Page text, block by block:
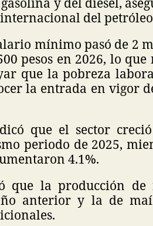
del
mínimo pasó de 2
pesos en 2026, lo
que la pobreza
la entrada en vigor
que el sector
periodo de 2025,
4.1%.
que la producción
anterior y la de